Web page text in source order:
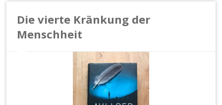
Die vierte Kränkung der
Menschheit